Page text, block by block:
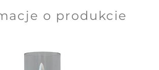
o produkcie